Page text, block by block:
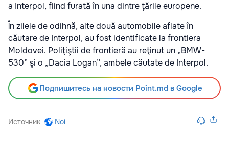
a Interpol, fiind furată în una dintre ţările europene.
În zilele de odihnă, alte două automobile aflate în
căutare de Interpol, au fost identificate la frontiera
Moldovei. Poliţiştii de frontieră au reţinut un „BMW-
530” şi o „Dacia Logan”, ambele căutate de Interpol.
Подпишитесь на новости Point.md в Google
Источник Noi